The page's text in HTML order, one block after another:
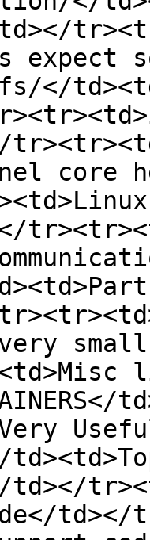
expect
</
core